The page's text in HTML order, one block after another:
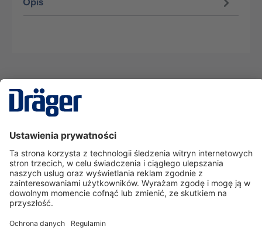
Serwisowa linia hotline
O nas
Korzystanie ze sklepu